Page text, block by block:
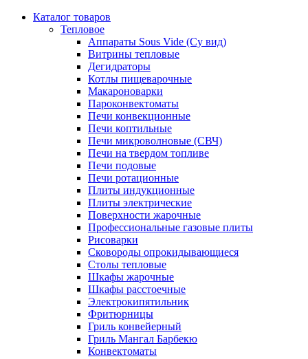
Каталог товаров
Тепловое
Аппараты Sous Vide (Су вид)
Витрины тепловые
Дегидраторы
Котлы пищеварочные
Макароноварки
Пароконвектоматы
Печи конвекционные
Печи коптильные
Печи микроволновые (СВЧ)
Печи на твердом топливе
Печи подовые
Печи ротационные
Плиты индукционные
Плиты электрические
Поверхности жарочные
Профессиональные газовые плиты
Рисоварки
Сковороды опрокидывающиеся
Столы тепловые
Шкафы жарочные
Шкафы расстоечные
Электрокипятильник
Фритюрницы
Гриль конвейерный
Гриль Мангал Барбекю
Конвектоматы